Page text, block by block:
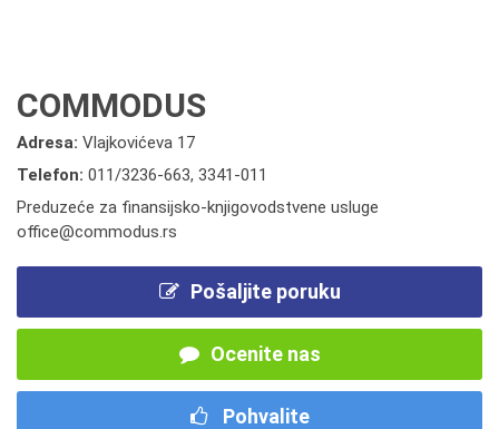
COMMODUS
Adresa: Vlajkovićeva 17
Telefon: 011/3236-663, 3341-011
Preduzeće za finansijsko-knjigovodstvene usluge
office@commodus.rs
Pošaljite poruku
Ocenite nas
Pohvalite